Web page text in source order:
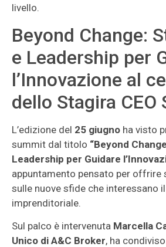
livello.
Beyond Change:
e Leadership per
l’Innovazione al
dello Stagira CEO
L’edizione del 25 giugno ha visto
summit dal titolo “Beyond
Leadership per Guidare
appuntamento pensato per offrire
sulle nuove sfide che interessano
imprenditoriale.
Sul palco è intervenuta Marcella
Unico di A&C Broker, ha